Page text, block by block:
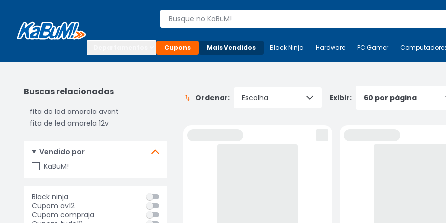
Buscar produtos
Cupons Mais Vendidos Mais-v- Black Ninja Hardware PC Gamer
Black Ninja Hardware PC Gamer
Buscas relacionadas
fita de led amarela avant
fita de led amarela 12v
Vendido por
KaBuM!
Black ninja
Cupom av12
Cupom compraja
Ordenar: Exibir: